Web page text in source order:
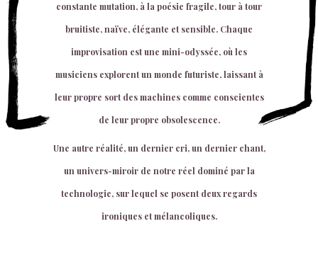
constante mutation, à la poésie fragile, tour à tour
bruitiste, naïve, élégante et sensible. Chaque
improvisation est une mini-odyssée, où les
musiciens explorent un monde futuriste, laissant à
leur propre sort des machines comme conscientes
de leur propre obsolescence.
Une autre réalité, un dernier cri, un dernier chant,
un univers-miroir de notre réel dominé par la
technologie, sur lequel se posent deux regards
ironiques et mélancoliques.